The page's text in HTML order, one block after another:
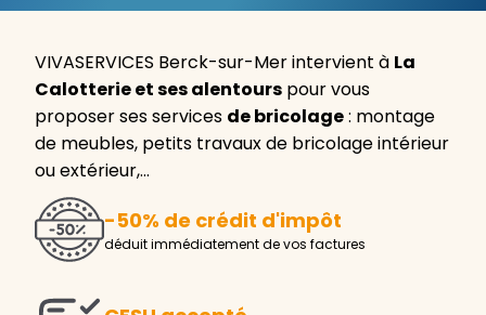
VIVASERVICES Berck-sur-Mer intervient à La
Calotterie et ses alentours pour vous
proposer ses services de bricolage: montage
de meubles, petits travaux de bricolage intérieur
ou extérieur,…
-50% de crédit d'impôt
déduit immédiatement de vos factures